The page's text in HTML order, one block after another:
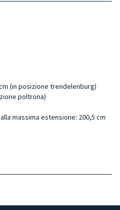
(in posizione trendelenburg)
poltrona)
massima estensione: 200,5 cm